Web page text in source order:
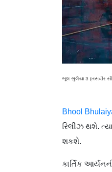
ભૂલ ભુલૈયા 3 (તસવીર
Bhool
રિલીઝ થશે.
શકશે.
કાર્તિક